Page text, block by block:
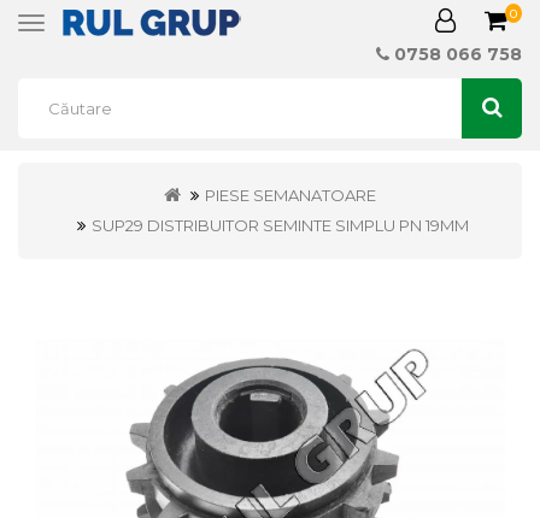
Toggle
0
0758 066 758
PIESE SEMANATOARE
SUP29 DISTRIBUITOR SEMINTE SIMPLU PN 19MM